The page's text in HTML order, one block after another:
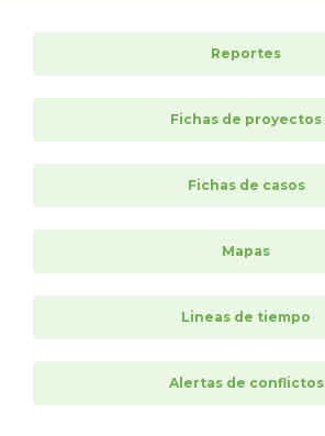
Reportes
Fichas de proyectos
Fichas de casos
Mapas
Lineas de tiempo
Alertas de conflictos